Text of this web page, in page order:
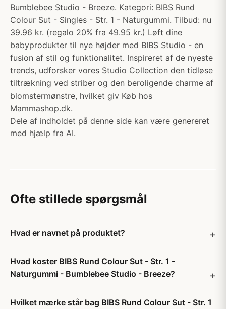
Bumblebee Studio - Breeze. Kategori: BIBS Rund
Colour Sut - Singles - Str. 1 - Naturgummi. Tilbud: nu
39.96 kr. (regalo 20% fra 49.95 kr.) Løft dine
babyprodukter til nye højder med BIBS Studio - en
fusion af stil og funktionalitet. Inspireret af de nyeste
trends, udforsker vores Studio Collection den tidløse
tiltrækning ved striber og den beroligende charme af
blomstermønstre, hvilket giv Køb hos
Mammashop.dk.
Dele af indholdet på denne side kan være genereret
med hjælp fra AI.
Ofte stillede spørgsmål
Hvad er navnet på produktet?
Hvad koster BIBS Rund Colour Sut - Str. 1 -
Naturgummi - Bumblebee Studio - Breeze?
Hvilket mærke står bag BIBS Rund Colour Sut - Str. 1